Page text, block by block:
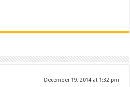
December 19, 2014 at 1:32 pm